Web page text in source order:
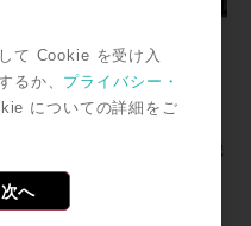
with RMU/Jに付属する
は、HT-RMUに実質的な機
Tools上でAtmosミッ
Dolby Atmos Production
て Cookie を受け入
るか、 プライバシー・
についての詳細をご
へ